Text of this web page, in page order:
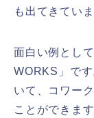
も出てきていま
面白い例とし
WORKS」で
いて、コワー
ことができます